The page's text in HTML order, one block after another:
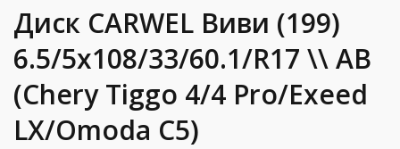
Диск CARWEL Виви (199)
6.5/5x108/33/60.1/R17 \\ AB
(Chery Tiggo 4/4 Pro/Exeed
LX/Omoda C5)